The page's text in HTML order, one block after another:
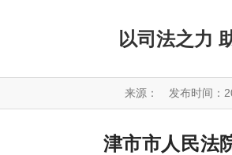
以司法之力
来源： 发布时间：
津市市人民法